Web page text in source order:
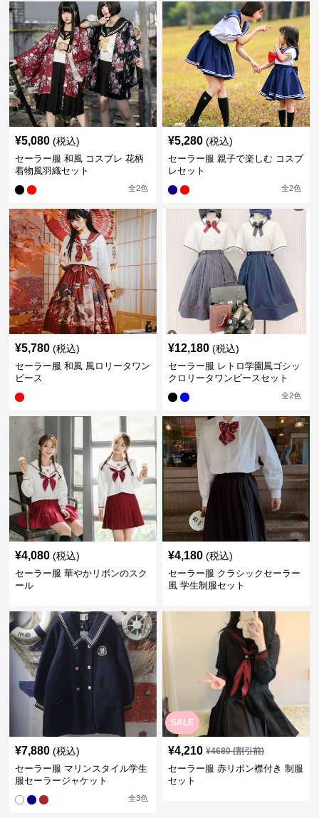
¥5,080 (税込)
セーラー服 和風 コスプレ 花柄
着物風羽織セット
全2色
¥5,280 (税込)
セーラー服 親子で楽しむ コスプ
レセット
全2色
¥5,780 (税込)
セーラー服 和風 風ロリータワン
ピース
¥12,180 (税込)
セーラー服 レトロ学園風ゴシッ
クロリータワンピースセット
全2色
¥4,080 (税込)
セーラー服 華やかリボンのスク
ール
¥4,180 (税込)
セーラー服 クラシックセーラー
風 学生制服セット
¥7,880 (税込)
セーラー服 マリンスタイル学生
服セーラージャケット
全3色
SALE
¥4,210 ¥4680(割引前)
セーラー服 赤リボン襟付き 制服
セット